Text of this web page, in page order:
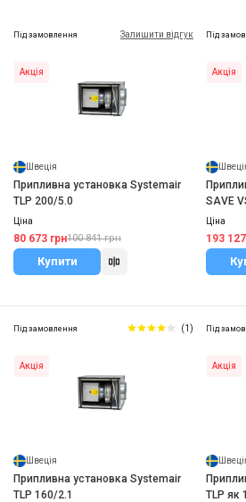
Під замовлення Залишити відгук
Акція
Швеція
Припливна установка Systemair
TLP 200/5.0
Ціна
80 673 грн100 841 грн
Купити
Під
Акція
SAVE
Ціна
193
Під замовлення (1)
Акція
Швеція
Припливна установка Systemair
TLP 160/2.1
Під
Акція
TLP як